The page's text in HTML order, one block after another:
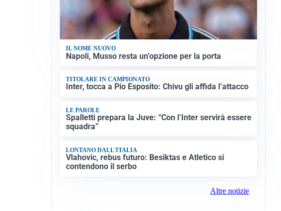
IL NOME NUOVO
Napoli, Musso resta un’opzione per la porta
TITOLARE IN CAMPIONATO
Inter, tocca a Pio Esposito: Chivu gli affida l’attacco
LE PAROLE
Spalletti prepara la Juve: “Con l’Inter servirà essere
squadra”
LONTANO DALL'ITALIA
Vlahovic, rebus futuro: Besiktas e Atletico si
contendono il serbo
Altre notizie